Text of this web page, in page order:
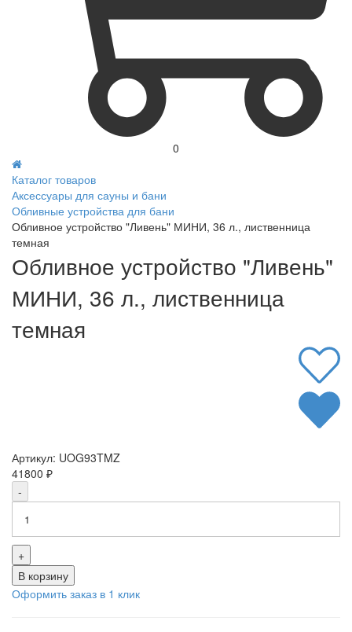
0
Каталог товаров
Аксессуары для сауны и бани
Обливные устройства для бани
Обливное устройство "Ливень" МИНИ, 36 л., лиственница
темная
Обливное устройство "Ливень"
МИНИ, 36 л., лиственница
темная
Артикул: UOG93TMZ
41800 ₽
-
+
В корзину
Оформить заказ в 1 клик